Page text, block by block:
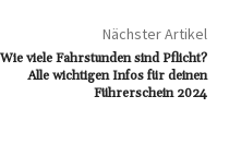
Nächster Artikel
Wie viele Fahrstunden sind Pflicht?
Alle wichtigen Infos für deinen
Führerschein 2024